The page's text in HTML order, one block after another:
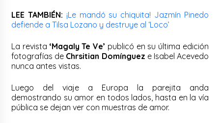
LEE TAMBIÉN: ¡Le mandó su chiquita! Jazmín Pinedo
defiende a Tilsa Lozano y destruye al ‘Loco’
La revista ‘Magaly Te Ve’ publicó en su última edición
fotografías de Chrsitian Domínguez e Isabel Acevedo
nunca antes vistas.
Luego del viaje a Europa la parejita anda
demostrando su amor en todos lados, hasta en la vía
pública se dejan ver con muestras de amor.